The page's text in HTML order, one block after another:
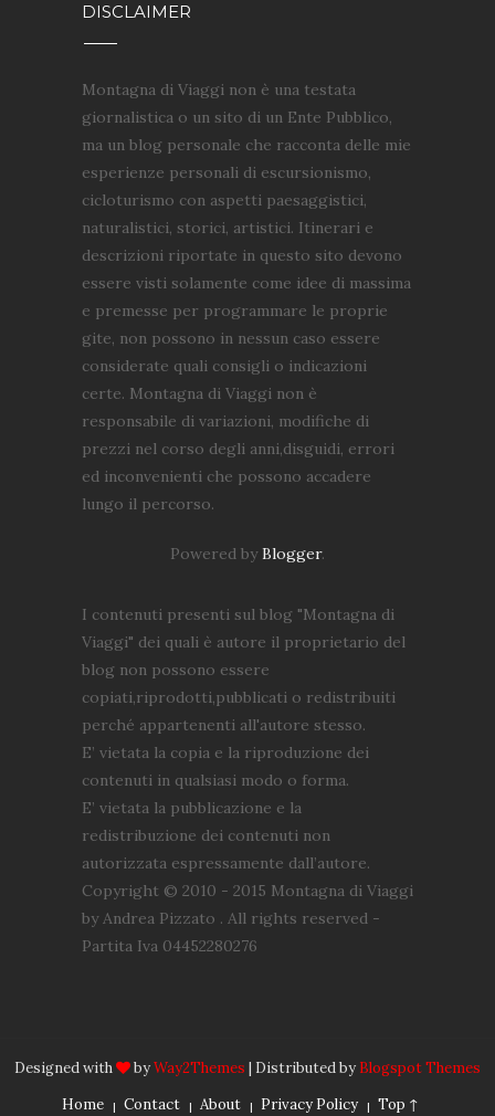
DISCLAIMER
Montagna di Viaggi non è una testata
giornalistica o un sito di un Ente Pubblico,
ma un blog personale che racconta delle mie
esperienze personali di escursionismo,
cicloturismo con aspetti paesaggistici,
naturalistici, storici, artistici. Itinerari e
descrizioni riportate in questo sito devono
essere visti solamente come idee di massima
e premesse per programmare le proprie
gite, non possono in nessun caso essere
considerate quali consigli o indicazioni
certe. Montagna di Viaggi non è
responsabile di variazioni, modifiche di
prezzi nel corso degli anni,disguidi, errori
ed inconvenienti che possono accadere
lungo il percorso.
Powered byBlogger.
I contenuti presenti sul blog "Montagna di
Viaggi" dei quali è autore il proprietario del
blog non possono essere
copiati,riprodotti,pubblicati o redistribuiti
perché appartenenti all'autore stesso.
E’ vietata la copia e la riproduzione dei
contenuti in qualsiasi modo o forma.
E’ vietata la pubblicazione e la
redistribuzione dei contenuti non
autorizzata espressamente dall’autore.
Copyright © 2010 - 2015 Montagna di Viaggi
by Andrea Pizzato . All rights reserved -
Partita Iva 04452280276
Designed with byWay2Themes | Distributed by Blogspot Themes
Home
Contact About Privacy Policy Top ↑